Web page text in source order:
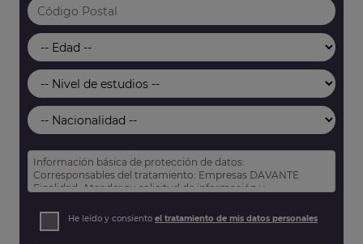
Información básica de protección de datos:
Corresponsables del tratamiento: Empresas DAVANTE
Finalidad: Atender su solicitud de información y
Derechos: Puede acceder, rectificar y suprimir sus datos,
así como otros derechos tal y como se explica en nuestra
He leído y consiento el tratamiento de mis datos personales